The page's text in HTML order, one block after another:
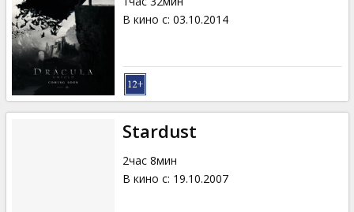
В кино с: 03.10.2014
Stardust
2час 8мин
В кино с: 19.10.2007